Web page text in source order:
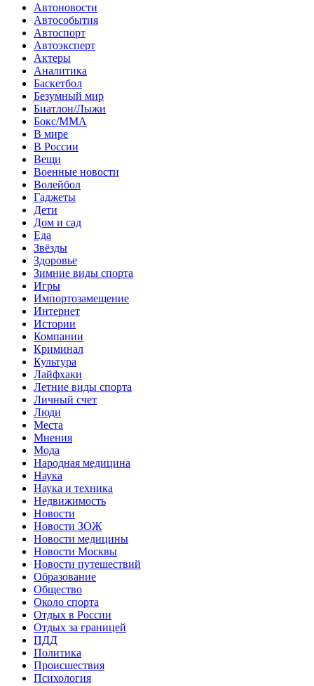
Автоновости
Автособытия
Автоспорт
Автоэксперт
Актеры
Аналитика
Баскетбол
Безумный мир
Биатлон/Лыжи
Бокс/MMA
В мире
В России
Вещи
Военные новости
Волейбол
Гаджеты
Дети
Дом и сад
Еда
Звёзды
Здоровье
Зимние виды спорта
Игры
Импортозамещение
Интернет
Истории
Компании
Криминал
Культура
Лайфхаки
Летние виды спорта
Личный счет
Люди
Места
Мнения
Мода
Народная медицина
Наука
Наука и техника
Недвижимость
Новости
Новости ЗОЖ
Новости медицины
Новости Москвы
Новости путешествий
Образование
Общество
Около спорта
Отдых в России
Отдых за границей
ПДД
Политика
Происшествия
Психология